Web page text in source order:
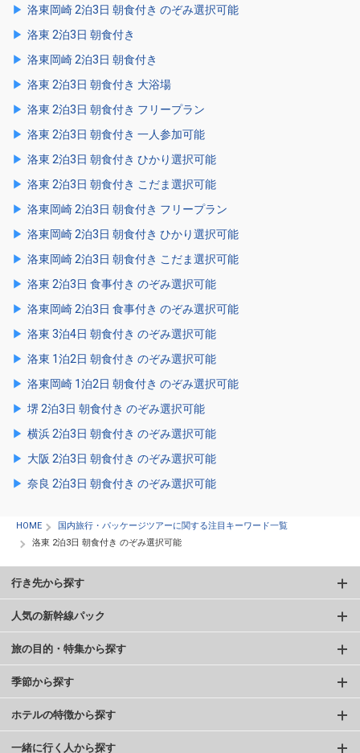
洛東岡崎 2泊3日 朝食付き のぞみ選択可能
洛東 2泊3日 朝食付き
洛東岡崎 2泊3日 朝食付き
洛東 2泊3日 朝食付き 大浴場
洛東 2泊3日 朝食付き フリープラン
洛東 2泊3日 朝食付き 一人参加可能
洛東 2泊3日 朝食付き ひかり選択可能
洛東 2泊3日 朝食付き こだま選択可能
洛東岡崎 2泊3日 朝食付き フリープラン
洛東岡崎 2泊3日 朝食付き ひかり選択可能
洛東岡崎 2泊3日 朝食付き こだま選択可能
洛東 2泊3日 食事付き のぞみ選択可能
洛東岡崎 2泊3日 食事付き のぞみ選択可能
洛東 3泊4日 朝食付き のぞみ選択可能
洛東 1泊2日 朝食付き のぞみ選択可能
洛東岡崎 1泊2日 朝食付き のぞみ選択可能
堺 2泊3日 朝食付き のぞみ選択可能
横浜 2泊3日 朝食付き のぞみ選択可能
大阪 2泊3日 朝食付き のぞみ選択可能
奈良 2泊3日 朝食付き のぞみ選択可能
HOME
国内旅行・パッケージツアーに関する注目キーワード一覧
洛東 2泊3日 朝食付き のぞみ選択可能
行き先から探す
人気の新幹線パック
旅の目的・特集から探す
季節から探す
ホテルの特徴から探す
一緒に行く人から探す